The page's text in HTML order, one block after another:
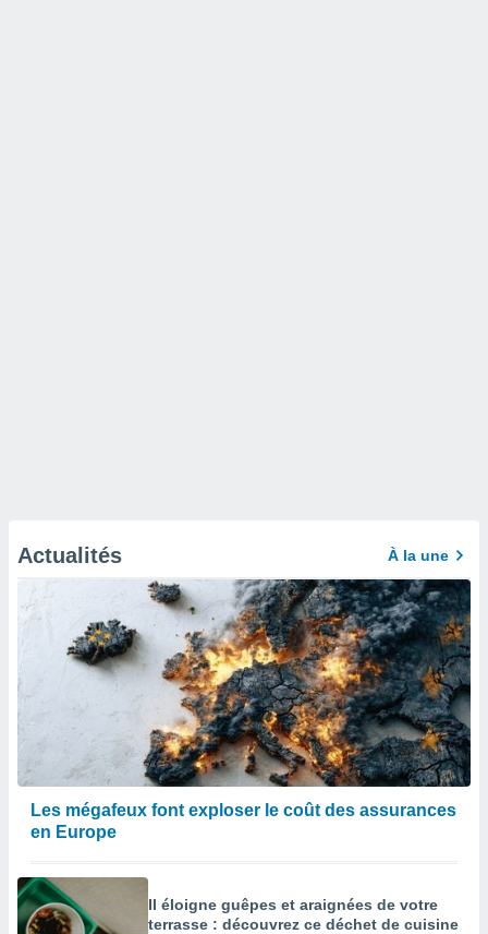
Actualités À la une
Les mégafeux font exploser le coût des assurances
en Europe
Il éloigne guêpes et araignées de votre
terrasse : découvrez ce déchet de cuisine